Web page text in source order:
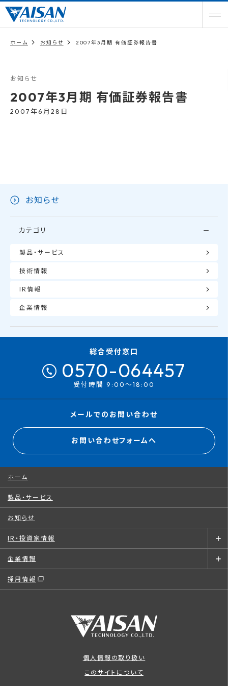
ホーム お知らせ 2007年3月期 有価証券報告書
お知らせ
2007年3月期 有価証券報告書
2007年6月28日
お知らせ
カテゴリ
製品・サービス
技術情報
IR情報
企業情報
総合受付窓口
0570-064457
受付時間 9:00～18:00
メールでのお問い合わせ
お問い合わせフォームへ
ホーム
製品・サービス
お知らせ
IR・投資家情報
企業情報
採用情報
個人情報の取り扱い
このサイトについて